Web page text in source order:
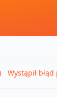
Wystąpił